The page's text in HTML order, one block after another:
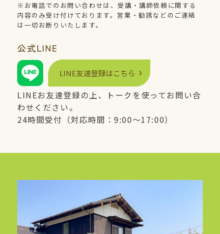
※お電話でのお問い合わせは、受講・講師依頼に関する
内容のみ受け付けております。営業・勧誘などのご連絡
は一切お断りいたします。
公式LINE
LINE友達登録はこちら
LINEお友達登録の上、トークを使ってお問い合
わせください。
24時間受付（対応時間：9:00〜17:00）